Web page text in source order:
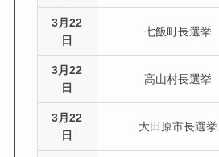
3月22
日
七飯町長選挙
3月22
日
高山村長選挙
3月22
日
大田原市長選挙